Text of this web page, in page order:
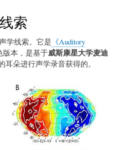
索
学线索。它是 《Auditory
版本，是基于威斯康星大学麦迪
耳朵进行声学录音获得的。